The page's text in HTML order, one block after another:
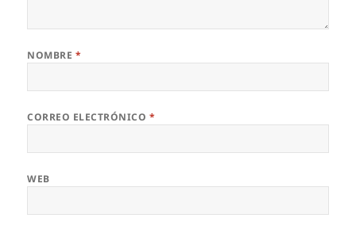
NOMBRE *
CORREO ELECTRÓNICO *
WEB